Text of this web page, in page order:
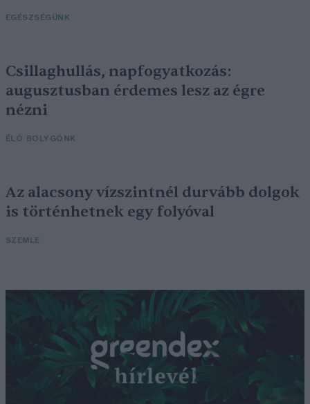
EGÉSZSÉGÜNK
Csillaghullás, napfogyatkozás:
augusztusban érdemes lesz az égre
nézni
ÉLŐ BOLYGÓNK
Az alacsony vízszintnél durvább dolgok
is történhetnek egy folyóval
SZEMLE